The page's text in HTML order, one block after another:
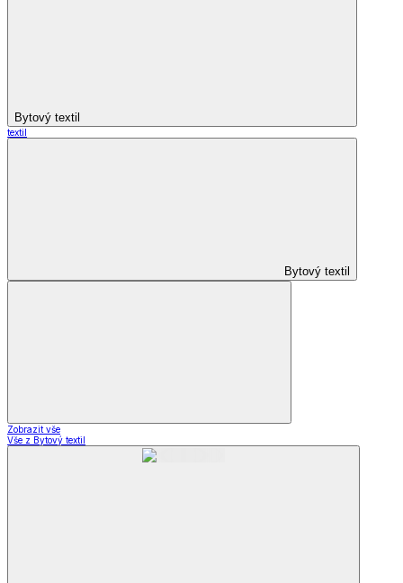
Bytový textil
textil
Bytový textil
Zobrazit vše
Vše z Bytový textil